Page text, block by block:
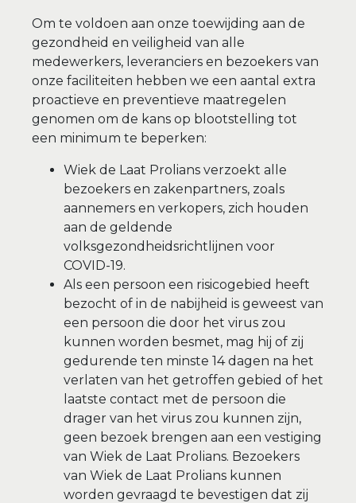
Om te voldoen aan onze toewijding aan de
gezondheid en veiligheid van alle
medewerkers, leveranciers en bezoekers van
onze faciliteiten hebben we een aantal extra
proactieve en preventieve maatregelen
genomen om de kans op blootstelling tot
een minimum te beperken:
Wiek de Laat Prolians verzoekt alle
bezoekers en zakenpartners, zoals
aannemers en verkopers, zich houden
aan de geldende
volksgezondheidsrichtlijnen voor
COVID-19.
Als een persoon een risicogebied heeft
bezocht of in de nabijheid is geweest van
een persoon die door het virus zou
kunnen worden besmet, mag hij of zij
gedurende ten minste 14 dagen na het
verlaten van het getroffen gebied of het
laatste contact met de persoon die
drager van het virus zou kunnen zijn,
geen bezoek brengen aan een vestiging
van Wiek de Laat Prolians. Bezoekers
van Wiek de Laat Prolians kunnen
worden gevraagd te bevestigen dat zij